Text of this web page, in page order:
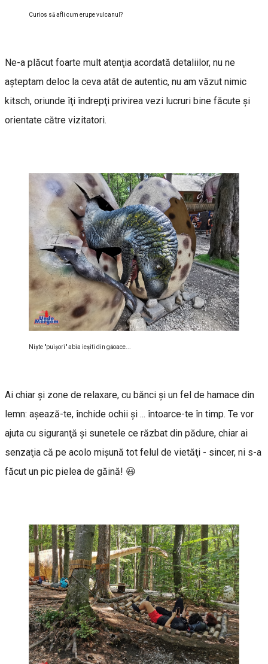
Curios să afli cum erupe vulcanul?
Ne-a plăcut foarte mult atenţia acordată detaliilor, nu ne
aşteptam deloc la ceva atât de autentic, nu am văzut nimic
kitsch, oriunde îţi îndrepţi privirea vezi lucruri bine făcute şi
orientate către vizitatori.
Nişte "puişori" abia ieşiti din găoace...
Ai chiar şi zone de relaxare, cu bănci şi un fel de hamace din
lemn: aşează-te, închide ochii şi ... întoarce-te în timp. Te vor
ajuta cu siguranţă şi sunetele ce răzbat din pădure, chiar ai
senzaţia că pe acolo mişună tot felul de vietăţi - sincer, ni s-a
făcut un pic pielea de găină! 😃